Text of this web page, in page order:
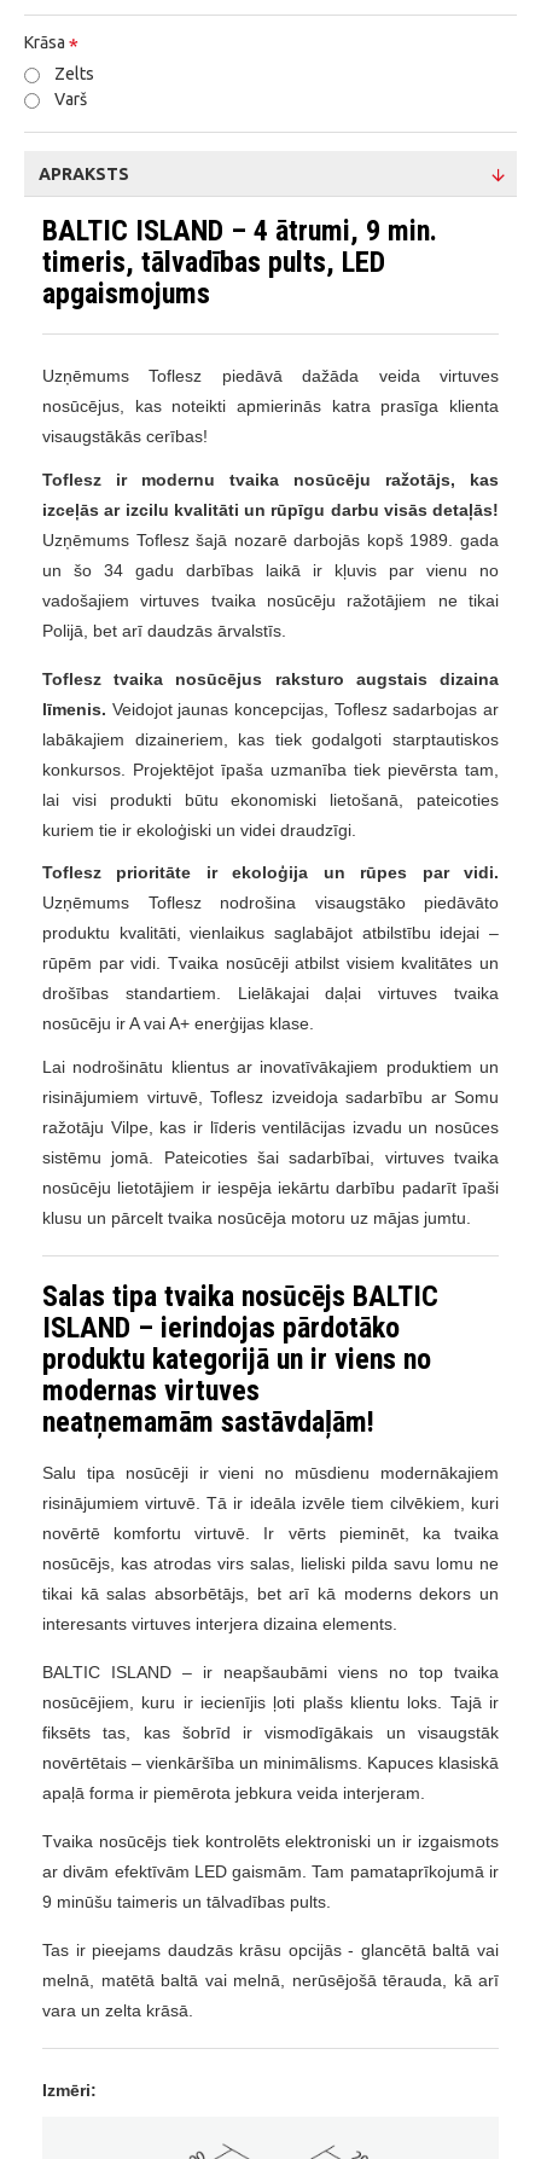
Krāsa
Zelts
Varš
APRAKSTS
BALTIC ISLAND – 4 ātrumi, 9 min.
timeris, tālvadības pults, LED
apgaismojums
Uzņēmums Toflesz piedāvā dažāda veida virtuves
nosūcējus, kas noteikti apmierinās katra prasīga klienta
visaugstākās cerības!
Toflesz ir modernu tvaika nosūcēju ražotājs, kas
izceļās ar izcilu kvalitāti un rūpīgu darbu visās detaļās!
Uzņēmums Toflesz šajā nozarē darbojās kopš 1989. gada
un šo 34 gadu darbības laikā ir kļuvis par vienu no
vadošajiem virtuves tvaika nosūcēju ražotājiem ne tikai
Polijā, bet arī daudzās ārvalstīs.
Toflesz tvaika nosūcējus raksturo augstais dizaina
līmenis. Veidojot jaunas koncepcijas, Toflesz sadarbojas ar
labākajiem dizaineriem, kas tiek godalgoti starptautiskos
konkursos. Projektējot īpaša uzmanība tiek pievērsta tam,
lai visi produkti būtu ekonomiski lietošanā, pateicoties
kuriem tie ir ekoloģiski un videi draudzīgi.
Toflesz prioritāte ir ekoloģija un rūpes par vidi.
Uzņēmums Toflesz nodrošina visaugstāko piedāvāto
produktu kvalitāti, vienlaikus saglabājot atbilstību idejai –
rūpēm par vidi. Tvaika nosūcēji atbilst visiem kvalitātes un
drošības standartiem. Lielākajai daļai virtuves tvaika
nosūcēju ir A vai A+ enerģijas klase.
Lai nodrošinātu klientus ar inovatīvākajiem produktiem un
risinājumiem virtuvē, Toflesz izveidoja sadarbību ar Somu
ražotāju Vilpe, kas ir līderis ventilācijas izvadu un nosūces
sistēmu jomā. Pateicoties šai sadarbībai, virtuves tvaika
nosūcēju lietotājiem ir iespēja iekārtu darbību padarīt īpaši
klusu un pārcelt tvaika nosūcēja motoru uz mājas jumtu.
Salas tipa tvaika nosūcējs BALTIC
ISLAND – ierindojas pārdotāko
produktu kategorijā un ir viens no
modernas virtuves
neatņemamām sastāvdaļām!
Salu tipa nosūcēji ir vieni no mūsdienu modernākajiem
risinājumiem virtuvē. Tā ir ideāla izvēle tiem cilvēkiem, kuri
novērtē komfortu virtuvē. Ir vērts pieminēt, ka tvaika
nosūcējs, kas atrodas virs salas, lieliski pilda savu lomu ne
tikai kā salas absorbētājs, bet arī kā moderns dekors un
interesants virtuves interjera dizaina elements.
BALTIC ISLAND – ir neapšaubāmi viens no top tvaika
nosūcējiem, kuru ir iecienījis ļoti plašs klientu loks. Tajā ir
fiksēts tas, kas šobrīd ir vismodīgākais un visaugstāk
novērtētais – vienkāršība un minimālisms. Kapuces klasiskā
apaļā forma ir piemērota jebkura veida interjeram.
Tvaika nosūcējs tiek kontrolētselektroniski un ir izgaismots
ar divām efektīvām LED gaismām. Tam pamataprīkojumā ir
9 minūšu taimeris un tālvadības pults.
Tas ir pieejams daudzās krāsu opcijās - glancētā baltā vai
melnā, matētā baltā vai melnā, nerūsējošā tērauda, kā arī
vara un zelta krāsā.
Izmēri: